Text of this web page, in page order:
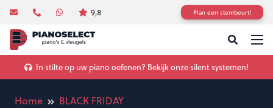
9,8 Plan een stembeurt!
In stilte op uw piano oefenen? Bekijk onze silent systemen!
Home BLACK FRIDAY